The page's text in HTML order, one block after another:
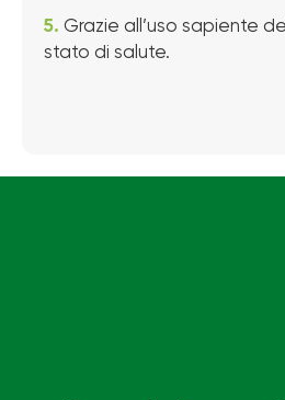
5. Grazie all’uso sapiente
stato di salute.